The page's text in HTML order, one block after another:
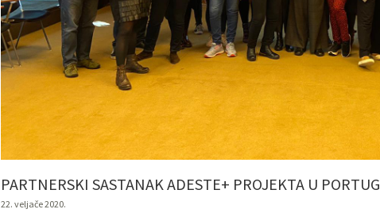
PARTNERSKI SASTANAK ADESTE+ PROJEKTA U
22. veljače 2020.